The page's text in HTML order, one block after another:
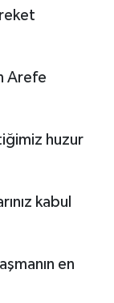
Arefe
huzur
kabul
en